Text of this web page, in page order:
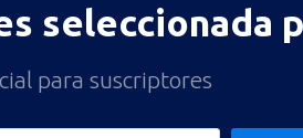
seleccionada
para suscriptores